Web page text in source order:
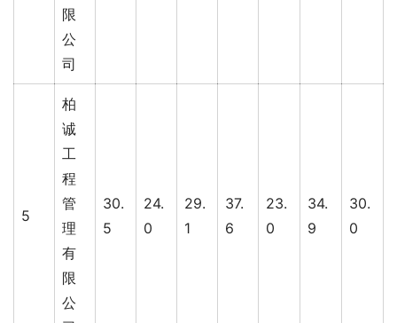
限
公
司
5
柏
诚
工
程
管
理
有
限
公
30.
5
24.
0
29.
1
37.
6
23.
0
34.
9
30.
0